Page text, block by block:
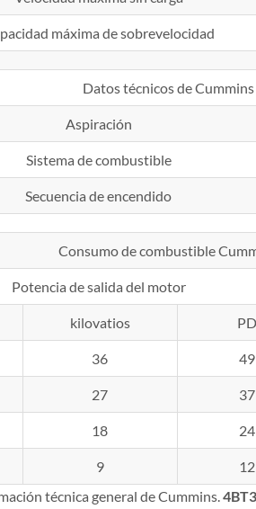
máxima de sobrevelocidad
Datos técnicos de Cummins
Aspiración
Sistema de combustible
Secuencia de encendido
Consumo de combustible
Potencia de salida del motor
kilovatios PD
36 49
27 37
18 24
9 12
técnica general de Cummins.